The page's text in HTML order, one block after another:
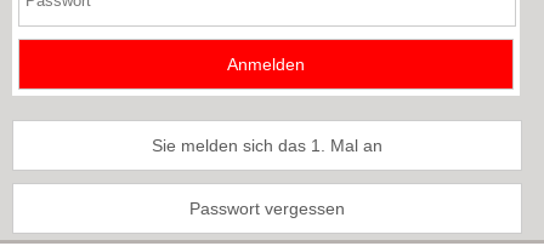
Sie melden sich das 1. Mal an
Passwort vergessen